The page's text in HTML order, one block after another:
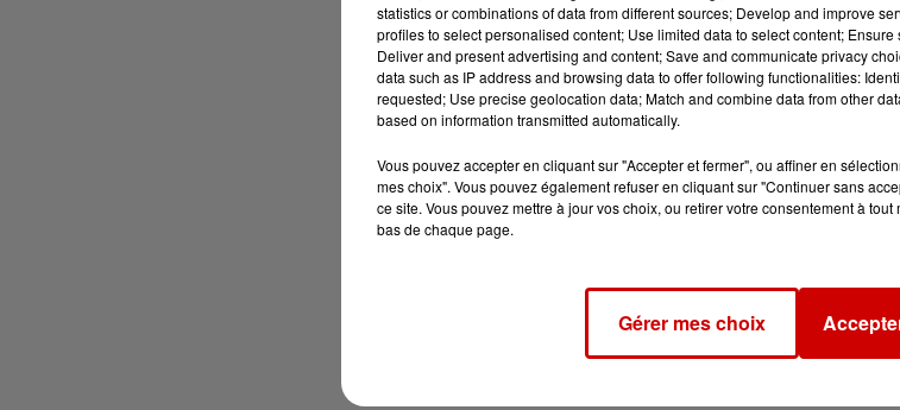
statistics or combinations of data from different sources; Develop and improve
profiles to select personalised content; Use limited data to select content;
Deliver and present advertising and content; Save and communicate privacy
data such as IP address and browsing data to offer following functionalities:
requested; Use precise geolocation data; Match and combine data from other
based on information transmitted automatically.
Vous pouvez accepter en cliquant sur "Accepter et fermer", ou affiner en
mes choix". Vous pouvez également refuser en cliquant sur "Continuer sans
ce site. Vous pouvez mettre à jour vos choix, ou retirer votre consentement à
bas de chaque page.
Gérer mes choix